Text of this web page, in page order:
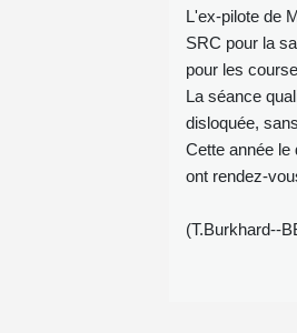
L'ex-pilote de
SRC pour la
pour les
La séance
disloquée,
Cette année le
ont rendez-
(T.Burkhard--